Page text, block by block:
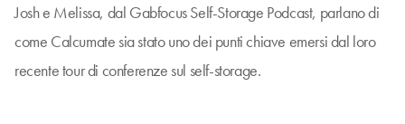
Josh e Melissa, dal Gabfocus Self-Storage Podcast, parlano di
come Calcumate sia stato uno dei punti chiave emersi dal loro
recente tour di conferenze sul self-storage.